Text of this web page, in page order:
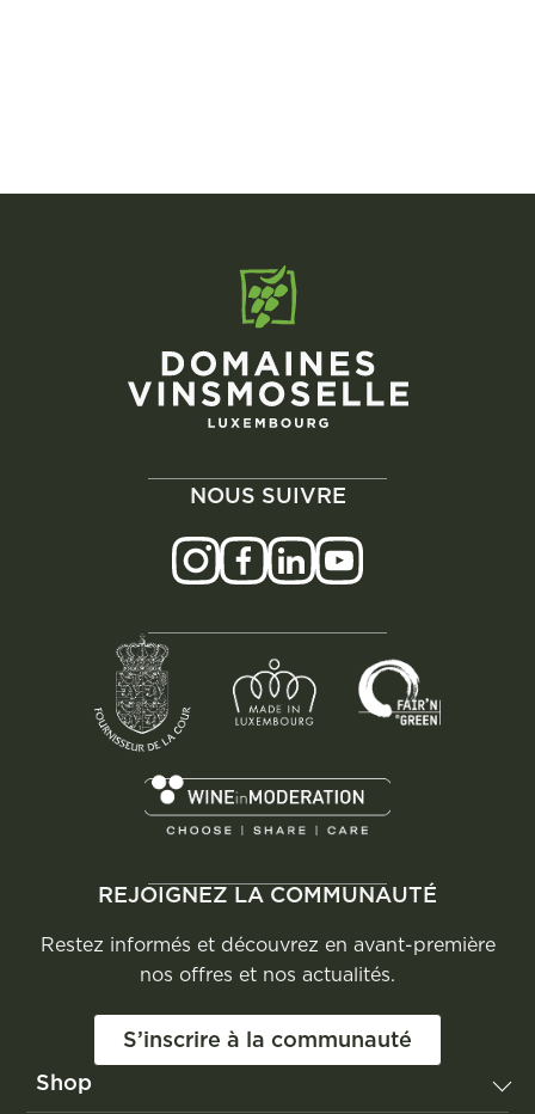
NOUS SUIVRE
REJOIGNEZ LA COMMUNAUTÉ
Restez informés et découvrez en avant-première
nos offres et nos actualités.
S’inscrire à la communauté
Shop